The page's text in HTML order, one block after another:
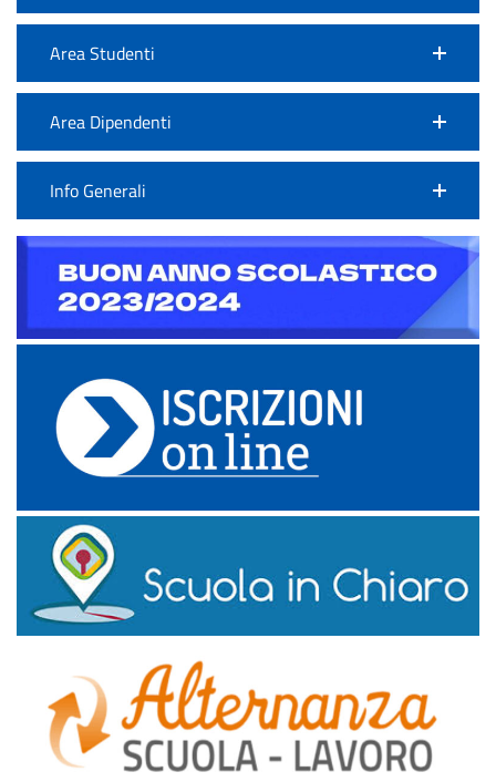
Area Studenti
Area Dipendenti
Info Generali